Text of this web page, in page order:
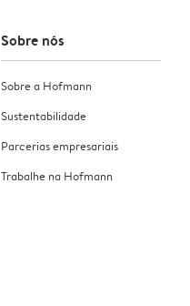
Sobre nós
Sobre a Hofmann
Sustentabilidade
Parcerias empresariais
Trabalhe na Hofmann